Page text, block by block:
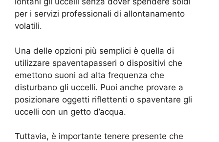
per i servizi professionali di allontanamento
volatili.
Una delle opzioni più semplici è quella di
utilizzare spaventapasseri o dispositivi che
emettono suoni ad alta frequenza che
disturbano gli uccelli. Puoi anche provare a
posizionare oggetti riflettenti o spaventare gli
uccelli con un getto d’acqua.
Tuttavia, è importante tenere presente che